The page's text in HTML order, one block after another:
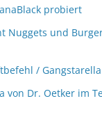
probiert
Nuggets und
/ Gangstarella
von Dr. Oetker im